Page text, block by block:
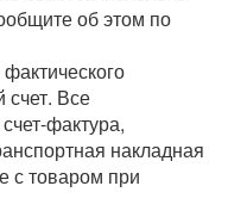
об этом по
счет. Все
фактура,
накладная
с товаром при